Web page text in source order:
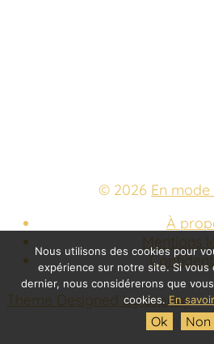
© 2026 En
À
Mentions
Theme Designed bypipdig
Nous utilisons des cookies pour
expérience sur notre site. Si vous
dernier, nous considérerons que
cookies.En
Ok Non